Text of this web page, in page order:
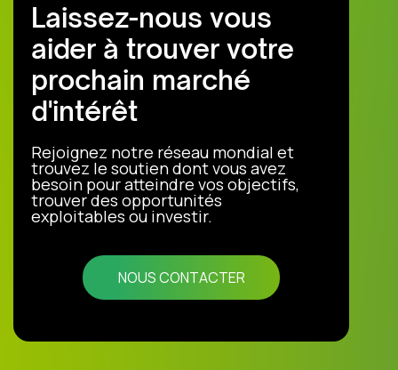
Laissez-nous vous
aider à trouver votre
prochain marché
d'intérêt
Rejoignez notre réseau mondial et
trouvez le soutien dont vous avez
besoin pour atteindre vos objectifs,
trouver des opportunités
exploitables ou investir.
NOUS CONTACTER